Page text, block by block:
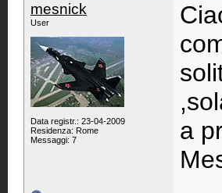
mesnick
User
Data registr.: 23-04-2009
Residenza: Rome
Messaggi: 7
a